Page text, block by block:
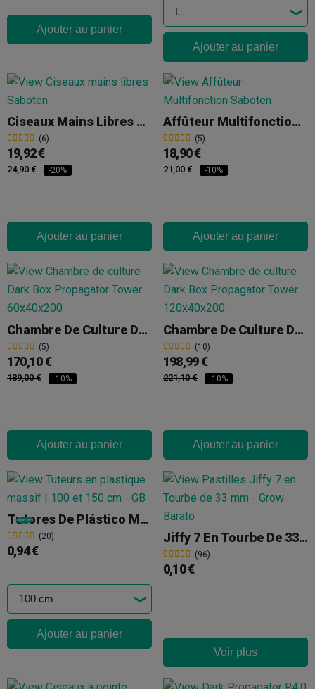
Ajouter au panier
Ajouter au panier
Ciseaux Mains Libres Saboten
(6)
19,92 €
24,90 € -20%
Ajouter au panier
Affûteur Multifonction Saboten
(5)
18,90 €
21,00 € -10%
Ajouter au panier
Chambre De Culture Dark Box Propagator Tower 60x40x200
(5)
170,10 €
189,00 € -10%
Ajouter au panier
Chambre De Culture Dark Box Propagator Tower 120x40x200
(10)
198,99 €
221,10 € -10%
Ajouter au panier
Tutores De Plástico Macizo
(20)
0,94 €
Ajouter au panier
Jiffy 7 En Tourbe De 33 Mm
(96)
0,10 €
Voir plus